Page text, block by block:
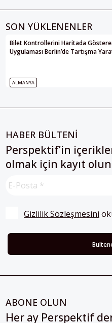
SON YÜKLENENLER
Bilet Kontrollerini Haritada
Uygulaması Berlin’de Tartışma
ALMANYA
HABER BÜLTENİ
Perspektif’in
olmak için kayıt olun
Gizlilik Sözleşmesini
ABONE OLUN
Her ay Perspektif